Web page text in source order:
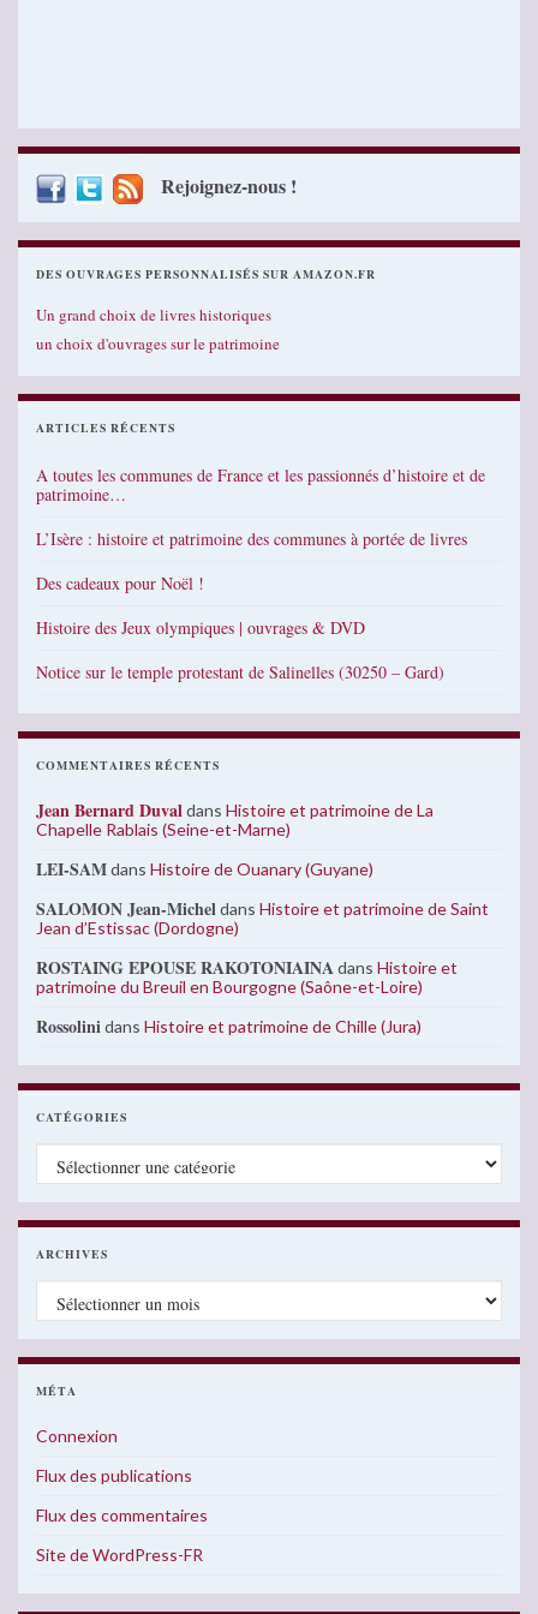
Rejoignez-nous !
DES OUVRAGES PERSONNALISÉS SUR AMAZON.FR
Un grand choix de livres historiques
un choix d'ouvrages sur le patrimoine
ARTICLES RÉCENTS
A toutes les communes de France et les passionnés d’histoire et de
patrimoine…
L’Isère : histoire et patrimoine des communes à portée de livres
Des cadeaux pour Noël !
Histoire des Jeux olympiques | ouvrages & DVD
Notice sur le temple protestant de Salinelles (30250 – Gard)
COMMENTAIRES RÉCENTS
Jean Bernard Duvaldans Histoire et patrimoine de La
Chapelle Rablais (Seine-et-Marne)
LEI-SAMdans Histoire de Ouanary (Guyane)
SALOMON Jean-Micheldans Histoire et patrimoine de Saint
Jean d’Estissac (Dordogne)
ROSTAING EPOUSE RAKOTONIAINAdans Histoire et
patrimoine du Breuil en Bourgogne (Saône-et-Loire)
Rossolinidans Histoire et patrimoine de Chille (Jura)
CATÉGORIES
Catégories
ARCHIVES
Archives
MÉTA
Connexion
Flux des publications
Flux des commentaires
Site de WordPress-FR